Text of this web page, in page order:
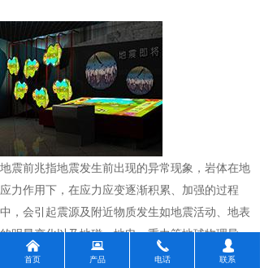
地震前兆指地震发生前出现的异常现象，岩体在地
应力作用下，在应力应变逐渐积累、加强的过程
中，会引起震源及附近物质发生如地震活动、地表
的明显变化以及地磁、地电、重力等地球物理异
常，地下水位、水化学、动物的异常行为等。
낀
首页
뀵
产品
끅
电话
넙
联系